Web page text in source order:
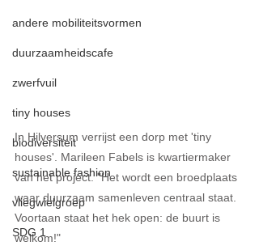
andere mobiliteitsvormen
duurzaamheidscafe
zwerfvuil
tiny houses
biodiversiteit
sustainable fashion
vliegwielgroep
SDG 1
In Hilversum verrijst een dorp met 'tiny
houses'. Marileen Fabels is kwartiermaker
van het project. "Het wordt een broedplaats
waar duurzaam samenleven centraal staat.
Voortaan staat het hek open: de buurt is
welkom!"